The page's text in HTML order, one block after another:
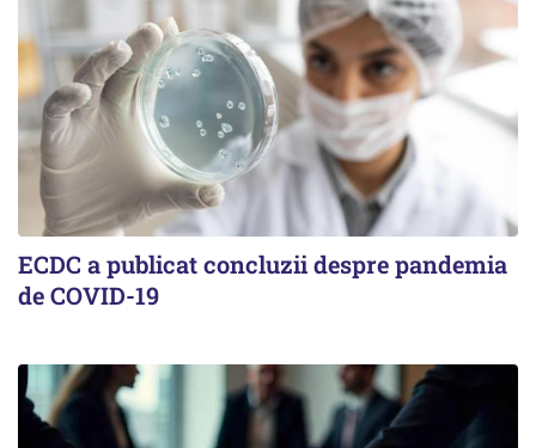
ECDC a publicat concluzii despre pandemia
de COVID-19